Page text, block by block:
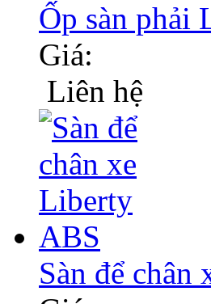
Ốp sàn phải
Giá:
Liên hệ
Sàn để